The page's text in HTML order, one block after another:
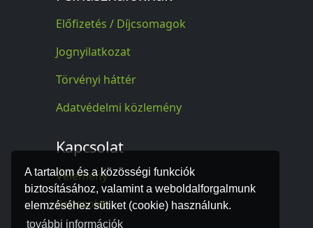
A tartalom és a közösségi funkciók
biztosításához, valamint a weboldalforgalmunk
elemzéséhez sütiket (cookie) használunk.
további információk
Előfizetés / Díjcsomagok
Jognyilatkozat
Törvényi háttér
Adatvédelmi közlemény
Kapcsolat
Vélemény
Kapcsolat